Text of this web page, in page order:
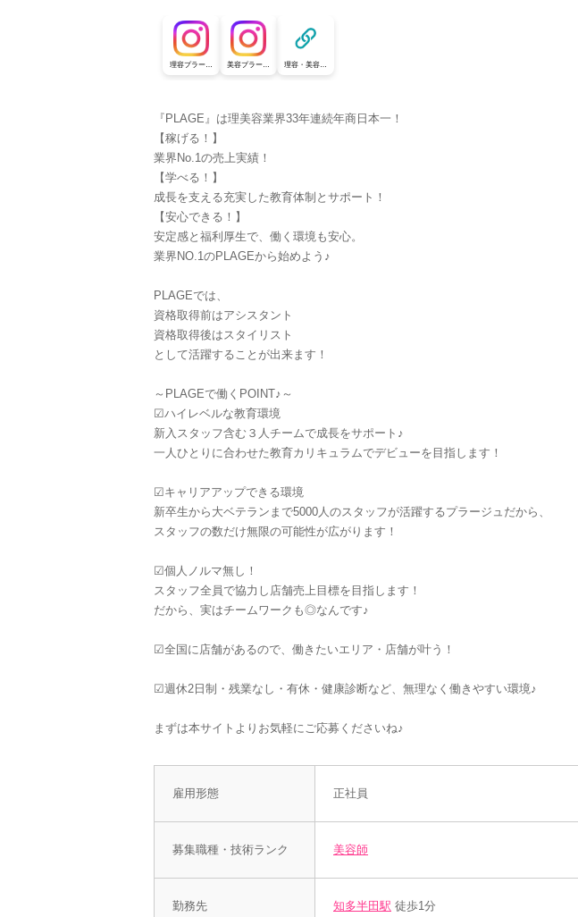
理容プラージ
ュ【公式採用
美容プラージ
ュ【公式採用
理容・美容プ
ラージュ【公
『PLAGE』は理美容業界33年連続年商日本一！
【稼げる！】
業界No.1の売上実績！
【学べる！】
成長を支える充実した教育体制とサポート！
【安心できる！】
安定感と福利厚生で、働く環境も安心。
業界NO.1のPLAGEから始めよう♪
PLAGEでは、
資格取得前はアシスタント
資格取得後はスタイリスト
として活躍することが出来ます！
～PLAGEで働くPOINT♪～
☑︎ハイレベルな教育環境
新入スタッフ含む３人チームで成長をサポート♪
一人ひとりに合わせた教育カリキュラムでデビューを目指します！
☑︎キャリアアップできる環境
新卒生から大ベテランまで5000人のスタッフが活躍するプラージュだから、
スタッフの数だけ無限の可能性が広がります！
☑︎個人ノルマ無し！
スタッフ全員で協力し店舗売上目標を目指します！
だから、実はチームワークも◎なんです♪
☑︎全国に店舗があるので、働きたいエリア・店舗が叶う！
☑︎週休2日制・残業なし・有休・健康診断など、無理なく働きやすい環境♪
まずは本サイトよりお気軽にご応募くださいね♪
雇用形態 正社員
募集職種・技術ランク 美容師
勤務先 知多半田駅 徒歩1分